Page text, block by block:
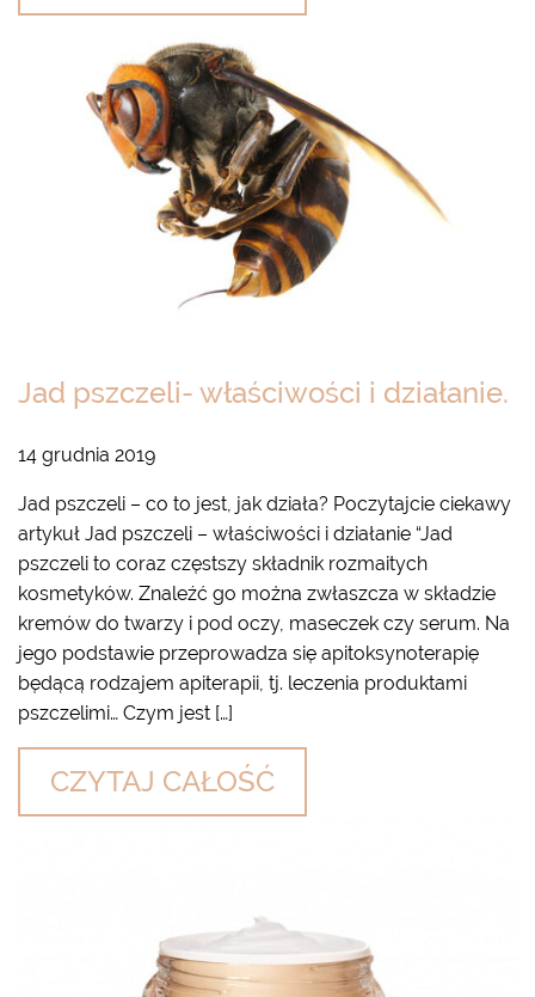
Jad pszczeli- właściwości i działanie.
14 grudnia 2019
Jad pszczeli – co to jest, jak działa? Poczytajcie ciekawy
artykuł Jad pszczeli – właściwości i działanie “Jad
pszczeli to coraz częstszy składnik rozmaitych
kosmetyków. Znaleźć go można zwłaszcza w składzie
kremów do twarzy i pod oczy, maseczek czy serum. Na
jego podstawie przeprowadza się apitoksynoterapię
będącą rodzajem apiterapii, tj. leczenia produktami
pszczelimi… Czym jest […]
CZYTAJ CAŁOŚĆ